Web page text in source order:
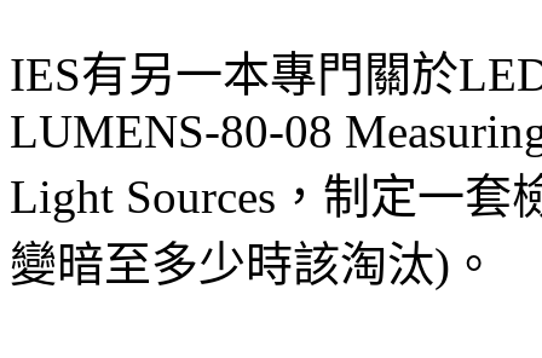
IES有另一本專門關於
LUMENS-80-08
Light Sources，制定一
變暗至多少時該淘汰)。